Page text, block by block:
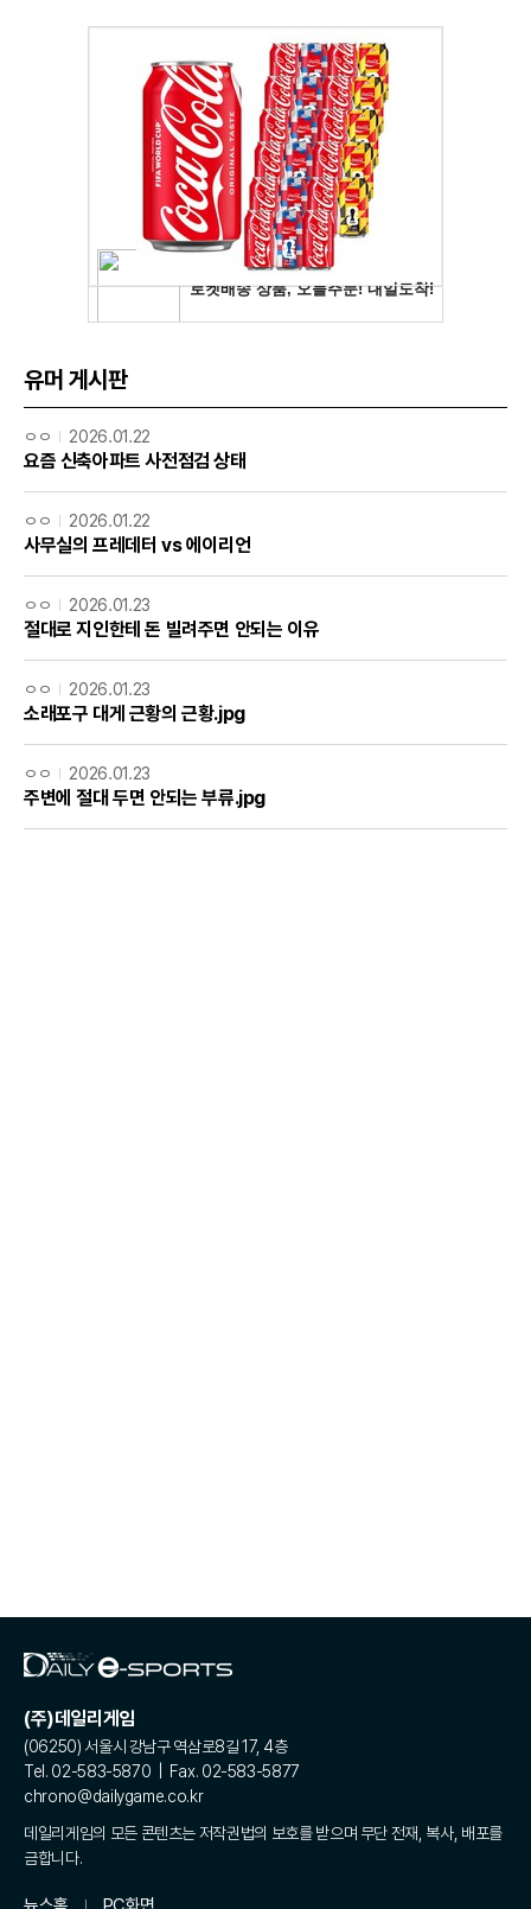
유머 게시판
ㅇㅇ 2026.01.22
요즘 신축아파트 사전점검 상태
ㅇㅇ 2026.01.22
사무실의 프레데터 vs 에이리언
ㅇㅇ 2026.01.23
절대로 지인한테 돈 빌려주면 안되는 이유
ㅇㅇ 2026.01.23
소래포구 대게 근황의 근황.jpg
ㅇㅇ 2026.01.23
주변에 절대 두면 안되는 부류.jpg
(주)데일리게임
(06250) 서울시 강남구 역삼로8길 17, 4층
Tel. 02-583-5870 | Fax. 02-583-5877
chrono@dailygame.co.kr
데일리게임의 모든 콘텐츠는 저작권법의 보호를 받으며 무단 전재, 복사, 배포를
금합니다.